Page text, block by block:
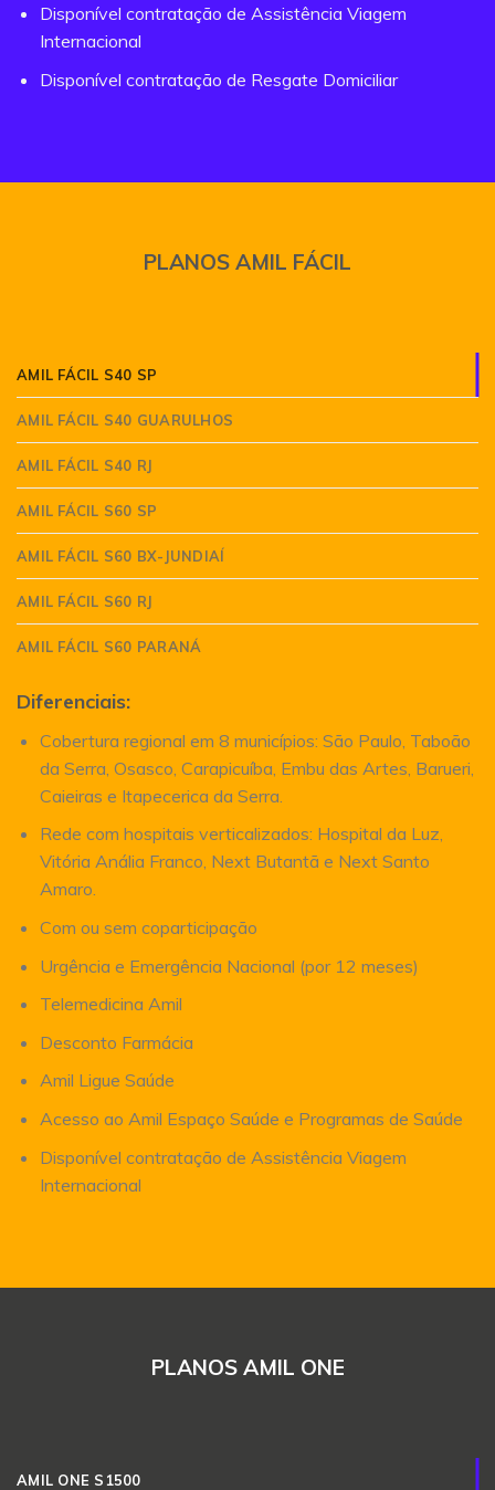
Disponível contratação de Assistência Viagem
Internacional
Disponível contratação de Resgate Domiciliar
PLANOS AMIL FÁCIL
AMIL FÁCIL S40 SP
AMIL FÁCIL S40 GUARULHOS
AMIL FÁCIL S40 RJ
AMIL FÁCIL S60 SP
AMIL FÁCIL S60 BX-JUNDIAÍ
AMIL FÁCIL S60 RJ
AMIL FÁCIL S60 PARANÁ
Diferenciais:
Cobertura regional em 8 municípios: São Paulo, Taboão
da Serra, Osasco, Carapicuíba, Embu das Artes, Barueri,
Caieiras e Itapecerica da Serra.
Rede com hospitais verticalizados: Hospital da Luz,
Vitória Anália Franco, Next Butantã e Next Santo
Amaro.
Com ou sem coparticipação
Urgência e Emergência Nacional (por 12 meses)
Telemedicina Amil
Desconto Farmácia
Amil Ligue Saúde
Acesso ao Amil Espaço Saúde e Programas de Saúde
Disponível contratação de Assistência Viagem
Internacional
PLANOS AMIL ONE
AMIL ONE S1500